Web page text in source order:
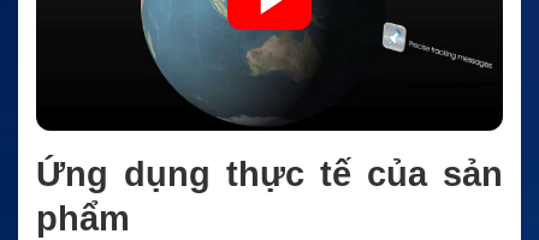
Ứng dụng thực tế của sản
phẩm